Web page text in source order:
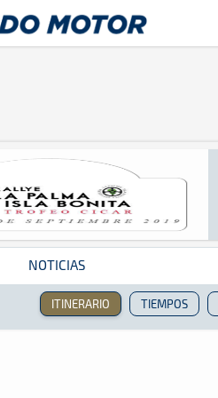
del motor desde 1999
NOTICIAS
ITINERARIO TIEMPOS